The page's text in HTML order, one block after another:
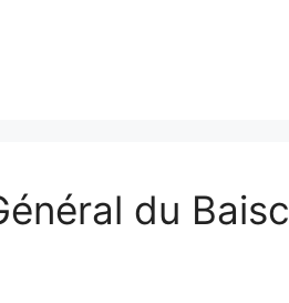
du Baisc